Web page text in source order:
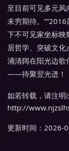
至目前可见多元风
未穷期待。
下不可见家坐标映
居哲学、突破文
涌清阔在阳光边歌
——待聚翌光迸！
如若转载，请注明
http://
更新时间：2026-